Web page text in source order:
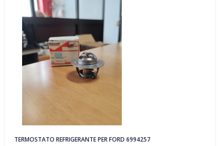
TERMOSTATO REFRIGERANTE PER FORD 6994257